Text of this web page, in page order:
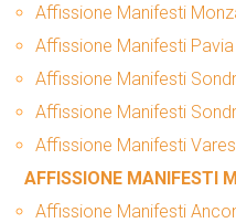
Affissione Manifesti
Affissione Manifesti Pavia
Affissione Manifesti
Affissione Manifesti
Affissione Manifesti
AFFISSIONE MANIFESTI
Affissione Manifesti